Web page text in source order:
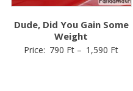
Dude, Did You Gain Some
Weight
Price: 790 Ft – 1,590 Ft